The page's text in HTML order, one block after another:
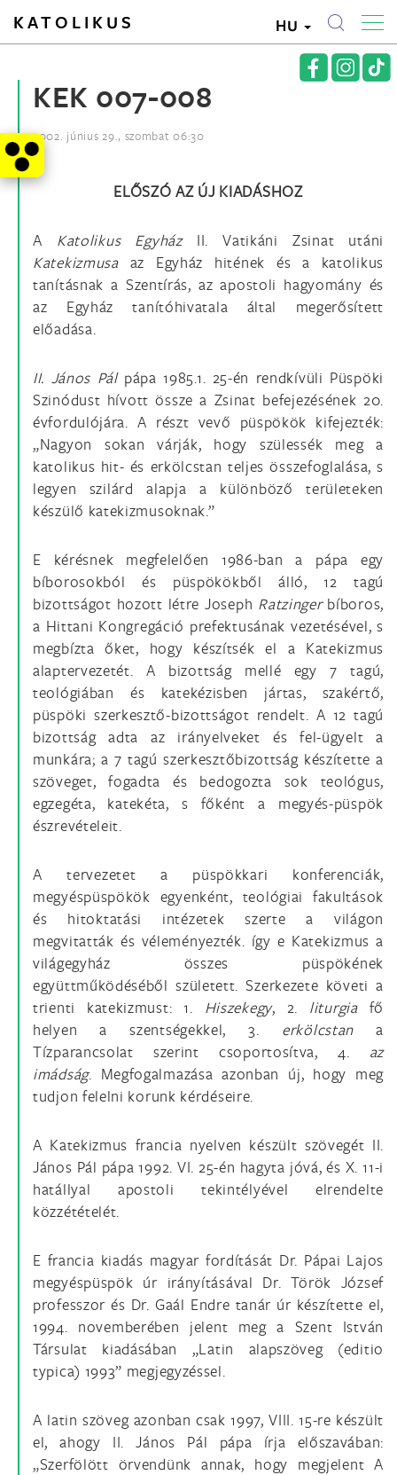
KATOLIKUS HU
KEK 007-008
2002. június 29., szombat 06:30
ELŐSZÓ AZ ÚJ KIADÁSHOZ
A Katolikus Egyház II. Vatikáni Zsinat utáni
Katekizmusa az Egyház hitének és a katolikus
tanításnak a Szentírás, az apostoli hagyomány és
az Egyház tanítóhivatala által megerősített
előadása.
II. János Pál pápa 1985.1. 25-én rendkívüli Püspöki
Szinódust hívott össze a Zsinat befejezésének 20.
évfordulójára. A részt vevő püspökök kifejezték:
„Nagyon sokan várják, hogy szülessék meg a
katolikus hit- és erkölcstan teljes összefoglalása, s
legyen szilárd alapja a különböző területeken
készülő katekizmusoknak.”
E kérésnek megfelelően 1986-ban a pápa egy
bíborosokból és püspökökből álló, 12 tagú
bizottságot hozott létre Joseph Ratzinger bíboros,
a Hittani Kongregáció prefektusának vezetésével, s
megbízta őket, hogy készítsék el a Katekizmus
alaptervezetét. A bizottság mellé egy 7 tagú,
teológiában és katekézisben jártas, szakértő,
püspöki szerkesztő-bizottságot rendelt. A 12 tagú
bizottság adta az irányelveket és fel-ügyelt a
munkára; a 7 tagú szerkesztőbizottság készítette a
szöveget, fogadta és bedogozta sok teológus,
egzegéta, katekéta, s főként a megyés-püspök
észrevételeit.
A tervezetet a püspökkari konferenciák,
megyéspüspökök egyenként, teológiai fakultások
és hitoktatási intézetek szerte a világon
megvitatták és véleményezték. így e Katekizmus a
világegyház összes püspökének
együttműködéséből született. Szerkezete követi a
trienti katekizmust: 1. Hiszekegy, 2. liturgia fő
helyen a szentségekkel, 3. erkölcstana
Tízparancsolat szerint csoportosítva, 4. az
imádság. Megfogalmazása azonban új, hogy meg
tudjon felelni korunk kérdéseire.
A Katekizmus francia nyelven készült szövegét II.
János Pál pápa 1992. VI. 25-én hagyta jóvá, és X. 11-i
hatállyal apostoli tekintélyével elrendelte
közzétételét.
E francia kiadás magyar fordítását Dr. Pápai Lajos
megyéspüspök úr irányításával Dr. Török József
professzor és Dr. Gaál Endre tanár úr készítette el,
1994. novemberében jelent meg a Szent István
Társulat kiadásában „Latin alapszöveg (editio
typica) 1993” megjegyzéssel.
A latin szöveg azonban csak 1997, VIII. 15-re készült
el, ahogy II. János Pál pápa írja előszavában:
„Szerfölött örvendünk annak, hogy megjelent A